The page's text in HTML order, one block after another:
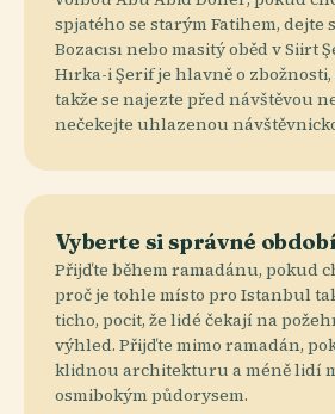
spjatého se starým Fatihem, dejte
Bozacısı nebo masitý oběd v Siirt
Hırka-i Şerif je hlavně o
takže se najezte před návštěvou
nečekejte uhlazenou
Vyberte si správné období
Přijďte během ramadánu, pokud
proč je tohle místo pro Istanbul
ticho, pocit, že lidé čekají na
výhled. Přijďte mimo ramadán,
klidnou architekturu a méně lidí
osmibokým půdorysem.